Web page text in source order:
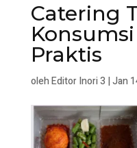
Catering
Praktis
olehEditor Inori 3 |Jan